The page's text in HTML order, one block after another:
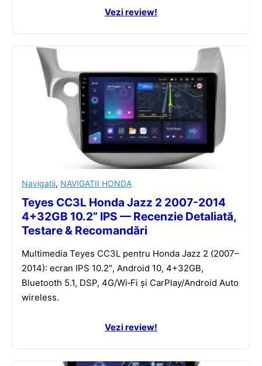
Vezi review!
Navigatii, NAVIGATII HONDA
Teyes CC3L Honda Jazz 2 2007-2014
4+32GB 10.2” IPS — Recenzie Detaliată,
Testare & Recomandări
Multimedia Teyes CC3L pentru Honda Jazz 2 (2007–
2014): ecran IPS 10.2″, Android 10, 4+32GB,
Bluetooth 5.1, DSP, 4G/Wi‑Fi și CarPlay/Android Auto
wireless.
Vezi review!